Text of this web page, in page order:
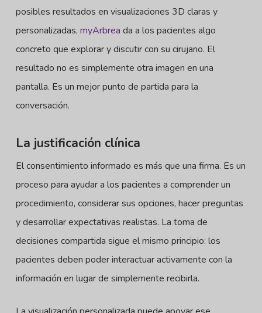
posibles resultados en visualizaciones 3D claras y
personalizadas, myArbrea da a los pacientes algo
concreto que explorar y discutir con su cirujano. El
resultado no es simplemente otra imagen en una
pantalla. Es un mejor punto de partida para la
conversación.
La justificación clínica
El consentimiento informado es más que una firma. Es un
proceso para ayudar a los pacientes a comprender un
procedimiento, considerar sus opciones, hacer preguntas
y desarrollar expectativas realistas. La toma de
decisiones compartida sigue el mismo principio: los
pacientes deben poder interactuar activamente con la
información en lugar de simplemente recibirla.